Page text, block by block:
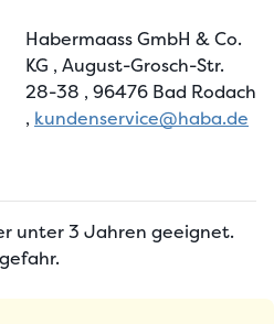
Habermaass GmbH & Co.
KG , August-Grosch-Str.
28-38 , 96476 Bad Rodach
, kundenservice@haba.de
unter 3 Jahren geeignet.